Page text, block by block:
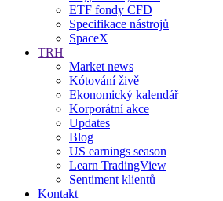
ETF fondy CFD
Specifikace nástrojů
SpaceX
TRH
Market news
Kótování živě
Ekonomický kalendář
Korporátní akce
Updates
Blog
US earnings season
Learn TradingView
Sentiment klientů
Kontakt